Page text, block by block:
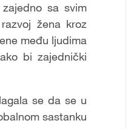
sa svim
žena kroz
među ljudima
bi zajednički
se da se u
sastanku